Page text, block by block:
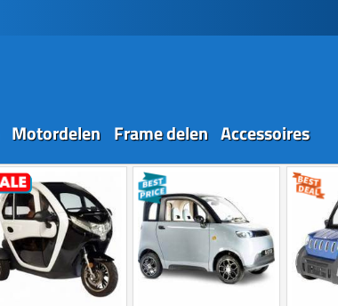
Motordelen Frame delen Accessoires